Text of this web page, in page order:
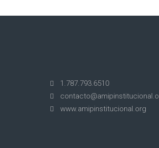
1.787.793.6510
www.amipinstitucional.org